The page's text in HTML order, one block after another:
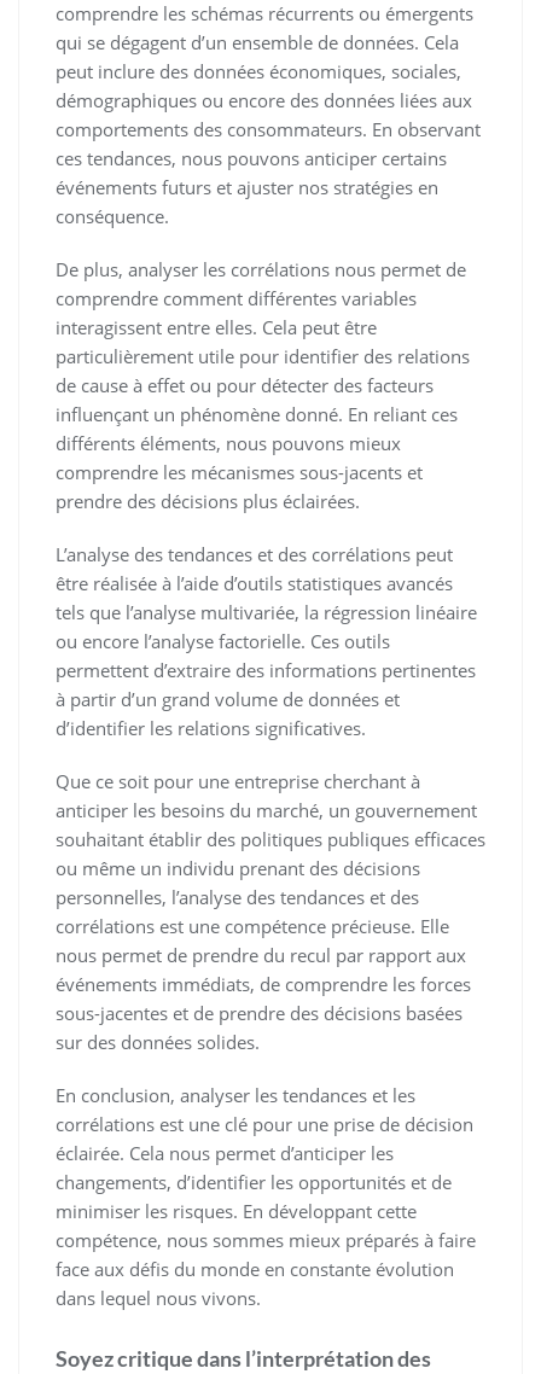
comprendre les schémas récurrents ou émergents
qui se dégagent d’un ensemble de données. Cela
peut inclure des données économiques, sociales,
démographiques ou encore des données liées aux
comportements des consommateurs. En observant
ces tendances, nous pouvons anticiper certains
événements futurs et ajuster nos stratégies en
conséquence.
De plus, analyser les corrélations nous permet de
comprendre comment différentes variables
interagissent entre elles. Cela peut être
particulièrement utile pour identifier des relations
de cause à effet ou pour détecter des facteurs
influençant un phénomène donné. En reliant ces
différents éléments, nous pouvons mieux
comprendre les mécanismes sous-jacents et
prendre des décisions plus éclairées.
L’analyse des tendances et des corrélations peut
être réalisée à l’aide d’outils statistiques avancés
tels que l’analyse multivariée, la régression linéaire
ou encore l’analyse factorielle. Ces outils
permettent d’extraire des informations pertinentes
à partir d’un grand volume de données et
d’identifier les relations significatives.
Que ce soit pour une entreprise cherchant à
anticiper les besoins du marché, un gouvernement
souhaitant établir des politiques publiques efficaces
ou même un individu prenant des décisions
personnelles, l’analyse des tendances et des
corrélations est une compétence précieuse. Elle
nous permet de prendre du recul par rapport aux
événements immédiats, de comprendre les forces
sous-jacentes et de prendre des décisions basées
sur des données solides.
En conclusion, analyser les tendances et les
corrélations est une clé pour une prise de décision
éclairée. Cela nous permet d’anticiper les
changements, d’identifier les opportunités et de
minimiser les risques. En développant cette
compétence, nous sommes mieux préparés à faire
face aux défis du monde en constante évolution
dans lequel nous vivons.
Soyez critique dans l’interprétation des